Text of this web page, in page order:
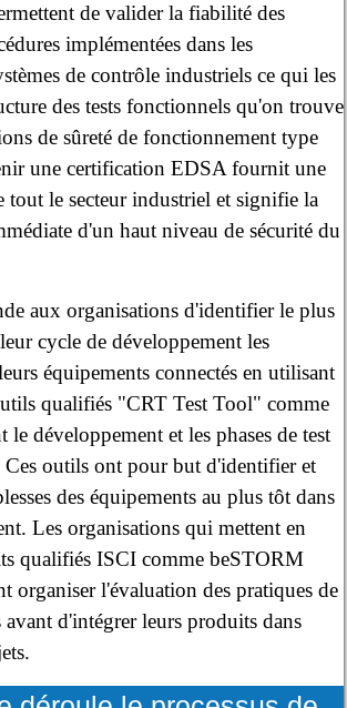
de valider la fiabilité des
implémentées dans les
de contrôle industriels ce qui les
des tests fonctionnels qu'on trouve
de sûreté de fonctionnement type
une certification EDSA fournit une
tout le secteur industriel et signifie la
d'un haut niveau de sécurité du
aux organisations d'identifier le plus
cycle de développement les
équipements connectés en utilisant
qualifiés "CRT Test Tool" comme
développement et les phases de test
Ces outils ont pour but d'identifier et
des équipements au plus tôt dans
Les organisations qui mettent en
qualifiés ISCI comme beSTORM
organiser l'évaluation des pratiques de
avant d'intégrer leurs produits dans